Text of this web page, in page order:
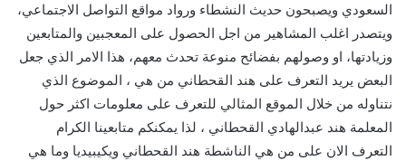
السعودي ويصبحون حديث النشطاء ورواد مواقع التواصل الاجتماعي،
ويتصدر اغلب المشاهير من اجل الحصول على المعجبين والمتابعين
وزيادتها، او وصولهم بفضائح منوعة تحدث معهم، هذا الامر الذي جعل
البعض يريد التعرف على هند القحطاني من هي ، الموضوع الذي
نتناوله من خلال الموقع المثالي للتعرف على معلومات اكثر حول
المعلمة هند عبدالهادي القحطاني ، لذا يمكنكم متابعينا الكرام
التعرف الان على من هي الناشطة هند القحطاني ويكيبيديا وما هي